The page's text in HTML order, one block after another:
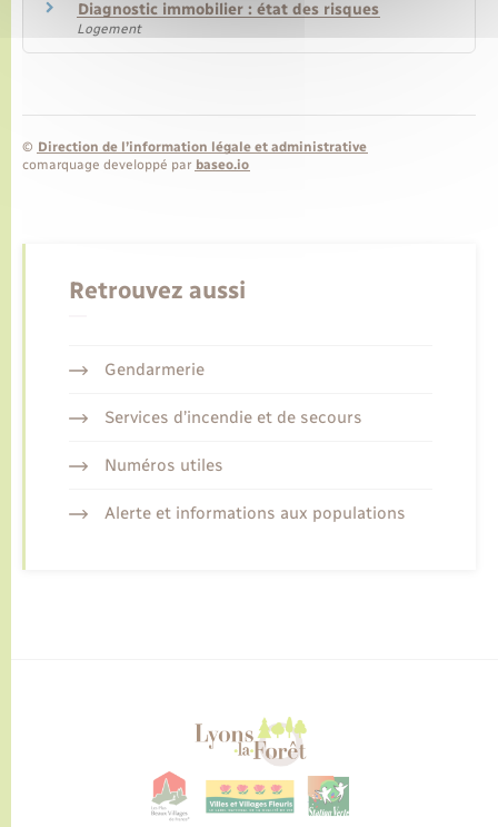
Diagnostic immobilier : état des risques
Logement
© Direction de l’information légale et administrative
comarquage developpé par baseo.io
Retrouvez aussi
Gendarmerie
Services d’incendie et de secours
Numéros utiles
Alerte et informations aux populations